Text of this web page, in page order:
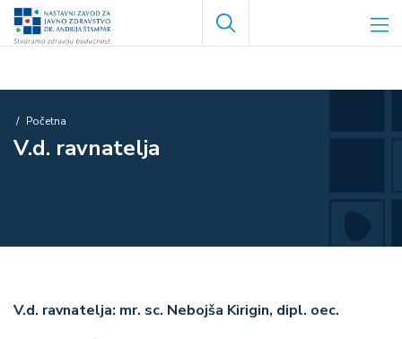
Skoči
Search
Breadcrumb
Početna
V.d. ravnatelja
V.d. ravnatelja: mr. sc. Nebojša Kirigin, dipl. oec.